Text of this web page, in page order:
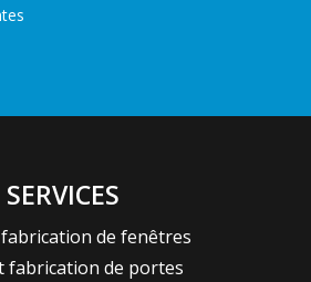
SERVICES
de fenêtres
fabrication de portes